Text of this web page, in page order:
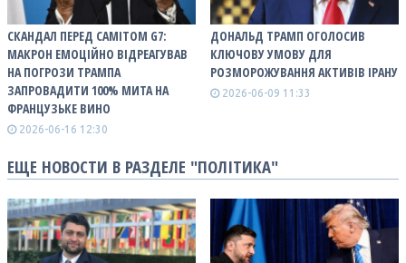
СКАНДАЛ ПЕРЕД САМІТОМ G7:
МАКРОН ЕМОЦІЙНО ВІДРЕАГУВАВ
НА ПОГРОЗИ ТРАМПА
ЗАПРОВАДИТИ 100% МИТА НА
ФРАНЦУЗЬКЕ ВИНО
2026-06-16 12:30
ДОНАЛЬД ТРАМП ОГОЛОСИВ
КЛЮЧОВУ УМОВУ ДЛЯ
РОЗМОРОЖУВАННЯ АКТИВІВ ІРАНУ
2026-06-09 11:33
ЕЩЕ НОВОСТИ В РАЗДЕЛЕ "ПОЛІТИКА"